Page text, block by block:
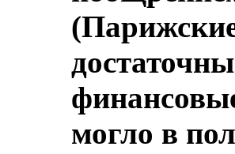
могло в